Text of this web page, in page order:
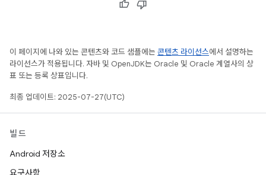
이 페이지에 나와 있는 콘텐츠와 코드 샘플에는 콘텐츠 라이선스에서 설명하는
라이선스가 적용됩니다. 자바 및 OpenJDK는 Oracle 및 Oracle 계열사의 상
표 또는 등록 상표입니다.
최종 업데이트: 2025-07-27(UTC)
빌드
Android 저장소
요구사항